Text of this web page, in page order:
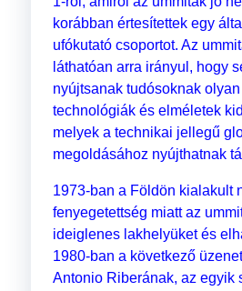
korábban értesítettek egy
ufókutató csoportot. Az
láthatóan arra irányul, hogy
nyújtsanak tudósoknak
technológiák és elméletek
melyek a technikai jellegű
megoldásához nyújthatnak
1973-ban a Földön kialakult
fenyegetettség miatt az
ideiglenes lakhelyüket és
1980-ban a következő
Antonio Riberának, az egyik